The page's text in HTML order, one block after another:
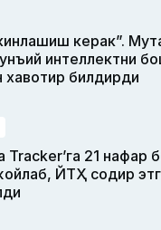
керак”.
интеллектни
билдирди
21 нафар
ЙТҲ содир